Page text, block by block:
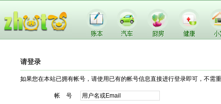
请登录
如果您在本站已拥有帐号，请使用已有的帐号信息直接进行登录即可，不需
帐 号